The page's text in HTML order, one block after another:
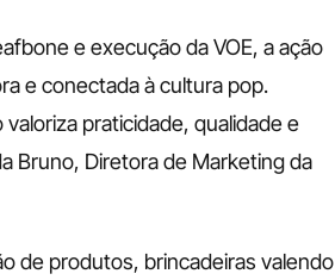
e execução da VOE, a ação
e conectada à cultura pop.
praticidade, qualidade e
Bruno, Diretora de Marketing da
de produtos, brincadeiras valendo